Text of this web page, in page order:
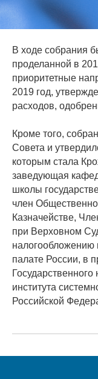
В ходе собрания
проделанной в
приоритетные
2019 год,
расходов,
Кроме того,
Совета и
которым стала
заведующая
школы
член
Казначействе,
при Верховном
палате России, в
Государственного
института
Российской